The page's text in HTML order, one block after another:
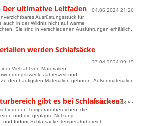
Der ultimative Leitfaden 04.06.2024 21:26
Ausrüstungsstück für
auch in der Wildnis nicht auf warme
Sie sind in verschiedenen Ausführungen erhältlich,
werden Schlafsäcke
23.04.2024 09:19
Vielzahl von Materialien
Jahreszeit und
den häufigsten Materialien gehören: Außenmaterialien
gibt es bei Schlafsäcken?
18.04.2024 08:57
Temperaturbereichen, die
und die geplante Nutzung
und Indoor-Schlafsäcke Temperaturbereich: